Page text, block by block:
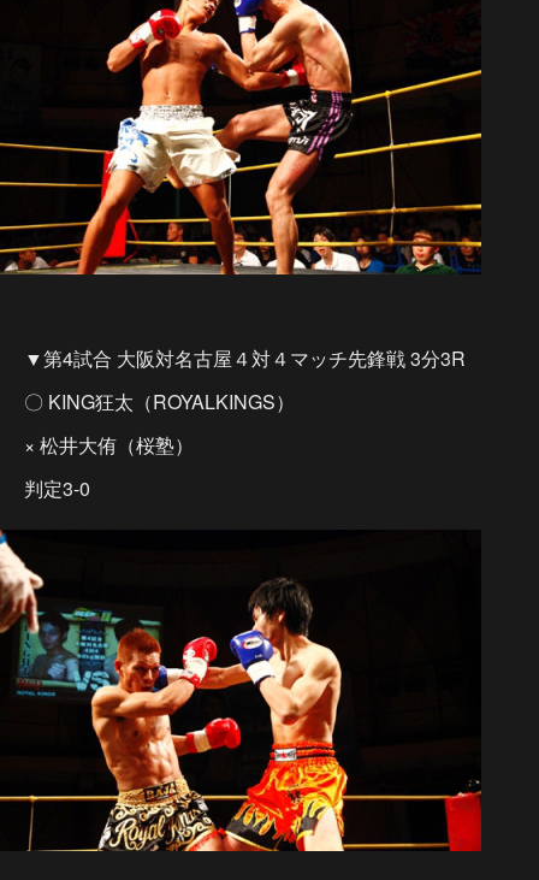
▼第4試合 大阪対名古屋４対４マッチ先鋒戦 3分3R
〇 KING狂太（ROYALKINGS）
× 松井大侑（桜塾）
判定3-0